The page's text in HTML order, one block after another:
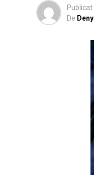
Publicat
De Deny